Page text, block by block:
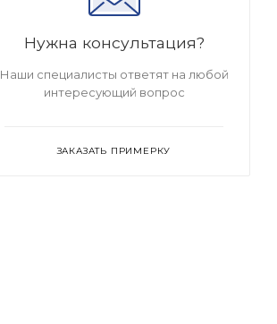
Нужна консультация?
Наши специалисты ответят на любой
интересующий вопрос
ЗАКАЗАТЬ ПРИМЕРКУ